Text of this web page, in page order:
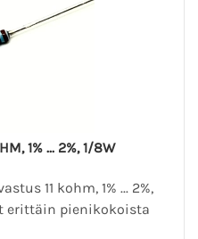
1% ... 2%, 1/8W
11 kohm, 1% ... 2%,
erittäin pienikokoista